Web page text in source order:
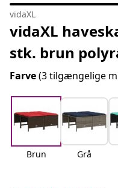
vidaXL
vidaXL
stk. brun
Farve(3 tilgængelige
Brun Grå